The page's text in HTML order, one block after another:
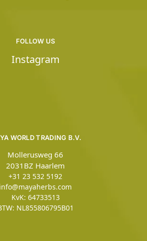
WORLD TRADING B.V.
Mollerusweg 66
2031BZ Haarlem
+31 23 532 5192
info@mayaherbs.com
KvK: 64733513
NL855806795B01
FOLLOW US
Instagram